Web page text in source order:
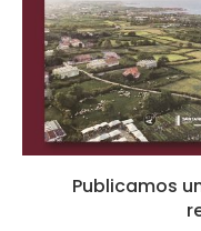
Publicamos